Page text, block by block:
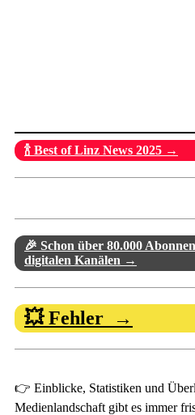
🍾 Best of Linz News 2025 →
🎉 Schon über 80.000
digitalen Kanälen →
💥 Fehler →
👉 Einblicke, Statistiken und
Medienlandschaft gibt es immer